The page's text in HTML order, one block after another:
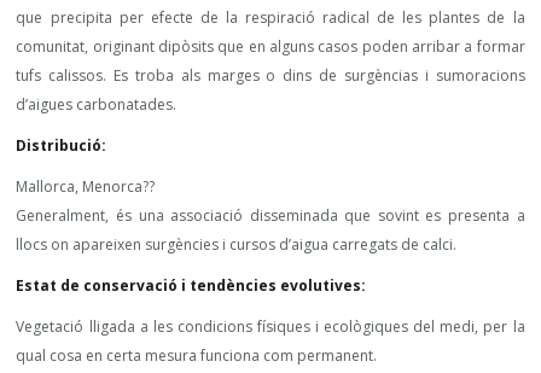
que precipita per efecte de la respiració radical de les plantes de la
comunitat, originant dipòsits que en alguns casos poden arribar a formar
tufs calissos. Es troba als marges o dins de surgèncias i sumoracions
d’aigues carbonatades.
Distribució:
Mallorca, Menorca??
Generalment, és una associació disseminada que sovint es presenta a
llocs on apareixen surgències i cursos d’aigua carregats de calci.
Estat de conservació i tendències evolutives:
Vegetació lligada a les condicions físiques i ecològiques del medi, per la
qual cosa en certa mesura funciona com permanent.